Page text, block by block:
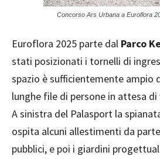
Concorso Ars Urbana a Euroflora
Euroflora 2025 parte dal Parco
stati posizionati i tornelli di
spazio è sufficientemente ampio
lunghe file di persone in attesa di
A sinistra del Palasport la
ospita alcuni allestimenti da
pubblici, e poi i giardini